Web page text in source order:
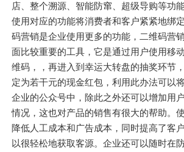
店、整个溯源、智能防窜、超级导购等功
使用对应的功能将消费者和客户紧紧地绑
码营销是企业使用更多的功能，二维码营
面比较重要的工具，它是通过用户使用移
维码，，再进入到幸运大转盘的抽奖环节
定为若干元的现金红包，利用此办法可以
企业的公众号中，除此之外还可以增加用
情况，这也对产品的销售有很大的帮助。
降低人工成本和广告成本，同时提高了客
以很轻松地获取客源。企业还可以随时在